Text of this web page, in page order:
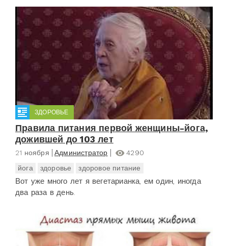
ЗДОРОВЬЕ
Правила питания первой женщины-йога,
дожившей до 103 лет
21 ноября Администратор
4290
йога
здоровье здоровое питание
Вот уже много лет я вегетарианка, ем один, иногда
два раза в день.